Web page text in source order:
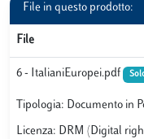
File in questo prodotto:
File
6 - ItalianiEuropei.pdf
Tipologia: Documento in
Licenza: DRM (Digital